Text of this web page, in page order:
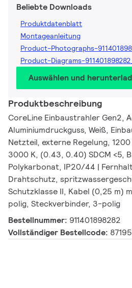
Beliebte Downloads
Produktdatenblatt
Montageanleitung
Product-Photographs-
Product-Diagrams-
Auswählen und
Produktbeschreibung
CoreLine Einbaustrahler Gen2,
Aluminiumdruckguss, Weiß,
Netzteil, externe Regelung,
3000 K, (0.43, 0.40) SDCM <5,
Polykarbonat, IP20/44 |
Drahtschutz,
Schutzklasse II, Kabel (0,25 m)
polig, Steckverbinder, 3-polig
Bestellnummer: 911401898282
Vollständiger Bestellcode: